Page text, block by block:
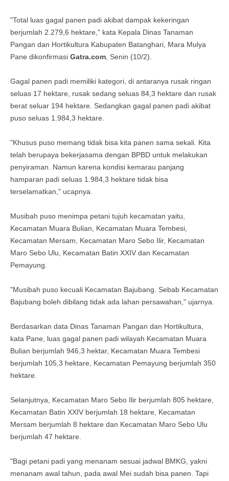
"Total luas gagal panen padi akibat dampak kekeringan
berjumlah 2.279,6 hektare," kata Kepala Dinas Tanaman
Pangan dan Hortikultura Kabupaten Batanghari, Mara Mulya
Pane dikonfirmasi Gatra.com , Senin (10/2).
Gagal panen padi memiliki kategori, di antaranya rusak ringan
seluas 17 hektare, rusak sedang seluas 84,3 hektare dan rusak
berat seluar 194 hektare. Sedangkan gagal panen padi akibat
puso seluas 1.984,3 hektare.
"Khusus puso memang tidak bisa kita panen sama sekali. Kita
telah berupaya bekerjasama dengan BPBD untuk melakukan
penyiraman. Namun karena kondisi kemarau panjang
hamparan padi seluas 1.984,3 hektare tidak bisa
terselamatkan," ucapnya.
Musibah puso menimpa petani tujuh kecamatan yaitu,
Kecamatan Muara Bulian, Kecamatan Muara Tembesi,
Kecamatan Mersam, Kecamatan Maro Sebo Ilir, Kecamatan
Maro Sebo Ulu, Kecamatan Batin XXIV dan Kecamatan
Pemayung.
"Musibah puso kecuali Kecamatan Bajubang. Sebab Kecamatan
Bajubang boleh dibilang tidak ada lahan persawahan," ujarnya.
Berdasarkan data Dinas Tanaman Pangan dan Hortikultura,
kata Pane, luas gagal panen padi wilayah Kecamatan Muara
Bulian berjumlah 946,3 hektar, Kecamatan Muara Tembesi
berjumlah 105,3 hektare, Kecamatan Pemayung berjumlah 350
hektare.
Selanjutnya, Kecamatan Maro Sebo Ilir berjumlah 805 hektare,
Kecamatan Batin XXIV berjumlah 18 hektare, Kecamatan
Mersam berjumlah 8 hektare dan Kecamatan Maro Sebo Ulu
berjumlah 47 hektare.
"Bagi petani padi yang menanam sesuai jadwal BMKG, yakni
menanam awal tahun, pada awal Mei sudah bisa panen. Tapi